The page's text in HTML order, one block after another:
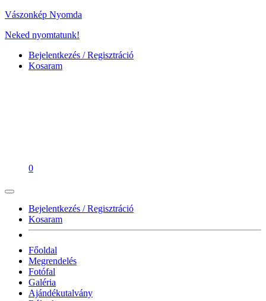
Vászonkép Nyomda
Neked nyomtatunk!
Bejelentkezés / Regisztráció
Kosaram
0
Bejelentkezés / Regisztráció
Kosaram
Főoldal
Megrendelés
Fotófal
Galéria
Ajándékutalvány